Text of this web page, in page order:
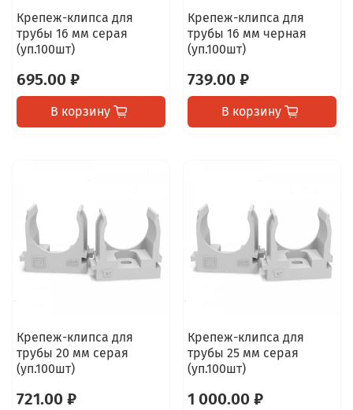
Крепеж-клипса для
трубы 16 мм серая
(уп.100шт)
695.00 ₽
В корзину
Крепеж-клипса для
трубы 16 мм черная
(уп.100шт)
739.00 ₽
В корзину
Крепеж-клипса для
трубы 20 мм серая
(уп.100шт)
721.00 ₽
Крепеж-клипса для
трубы 25 мм серая
(уп.100шт)
1 000.00 ₽